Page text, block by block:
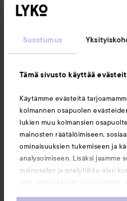
Suostumus
Tämä sivusto käyttää
Käytämme evästeitä
kolmannen osapuolen
lukien muu kolmansien
mainosten räätälöimiseen,
ominaisuuksien tukemiseen ja
analysoimiseen. Lisäksi jaamme
mainosalan ja analytiikka-alan
Seuraa meitä
Asiakaspalvelu
Tietoja
Saattaisit myös tykätä